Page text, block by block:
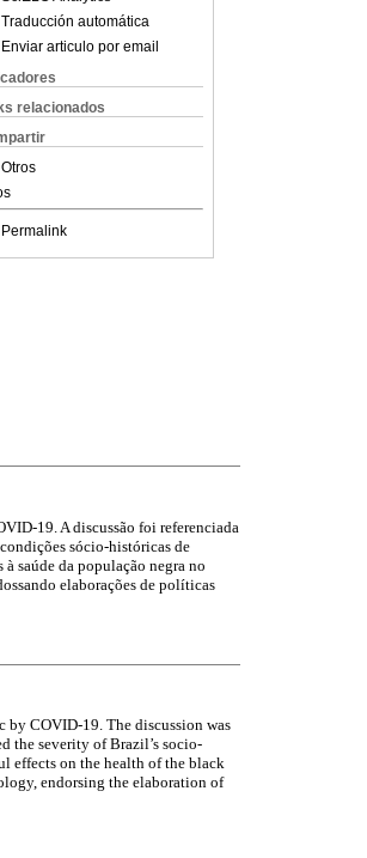
Traducción automática
Enviar articulo por email
relacionados
Otros
Permalink
19. A discussão foi referenciada
sócio-históricas de
saúde da população negra no
elaborações de políticas
by COVID-19. The discussion was
the severity of Brazil’s socio-
effects on the health of the black
endorsing the elaboration of